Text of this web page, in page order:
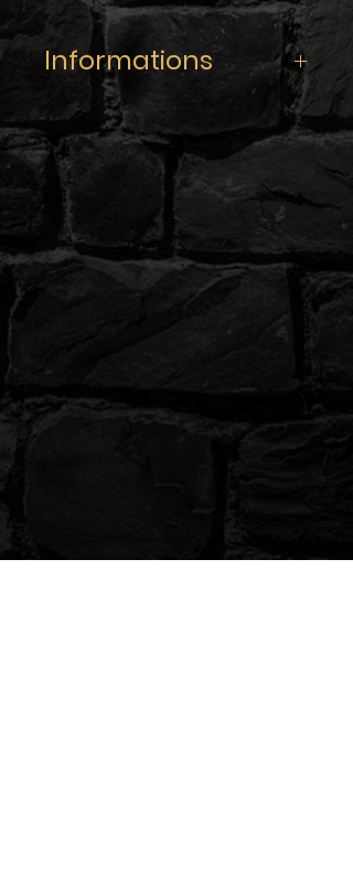
Informations
Gamme :ANIMALIS
Recette :Chocolat Blanc • Crème
de noisette • Praliné
Contenance :
50ml
Taux de nicotine :
Ratio :
PG/VG 35/65 (Base 100%
Végétale)
lot.
Pour obtenir votre liquide dosé en
Pour obtenir votre liquide dosé en